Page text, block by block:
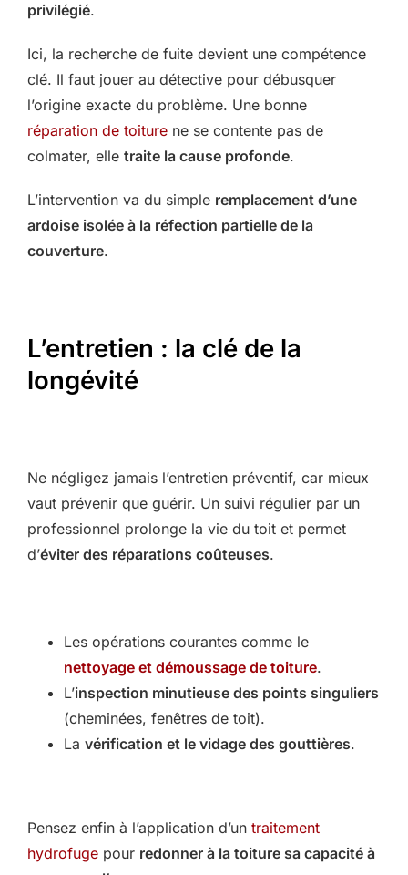
privilégié.
Ici, la recherche de fuite devient une compétence
clé. Il faut jouer au détective pour débusquer
l’origine exacte du problème. Une bonne
réparation de toiture ne se contente pas de
colmater, elle traite la cause profonde.
L’intervention va du simple remplacement d’une
ardoise isolée à la réfection partielle de la
couverture.
L’entretien : la clé de la
longévité
Ne négligez jamais l’entretien préventif, car mieux
vaut prévenir que guérir. Un suivi régulier par un
professionnel prolonge la vie du toit et permet
d’éviter des réparations coûteuses.
Les opérations courantes comme le
nettoyage et démoussage de toiture.
L’inspection minutieuse des points singuliers
(cheminées, fenêtres de toit).
La vérification et le vidage des gouttières.
Pensez enfin à l’application d’un traitement
hydrofuge pour redonner à la toiture sa capacité à